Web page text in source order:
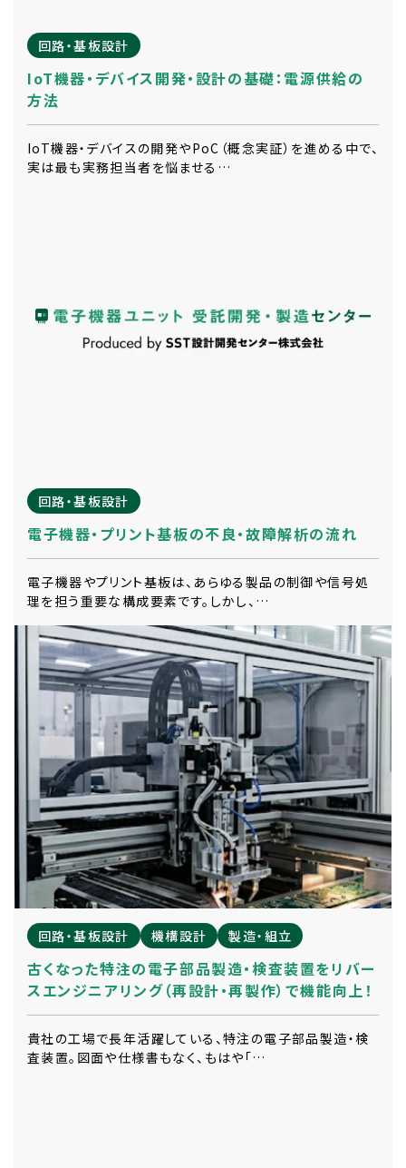
回路・基板設計
IoT機器・デバイス開発・設計の基礎：電源供給の
方法
IoT機器・デバイスの開発やPoC（概念実証）を進める中で、
実は最も実務担当者を悩ませる…
回路・基板設計
電子機器・プリント基板の不良・故障解析の流れ
電子機器やプリント基板は、あらゆる製品の制御や信号処
理を担う重要な構成要素です。しかし、…
回路・基板設計 機構設計 製造・組立
古くなった特注の電子部品製造・検査装置をリバー
スエンジニアリング（再設計・再製作）で機能向上！
貴社の工場で長年活躍している、特注の電子部品製造・検
査装置。図面や仕様書もなく、もはや「…